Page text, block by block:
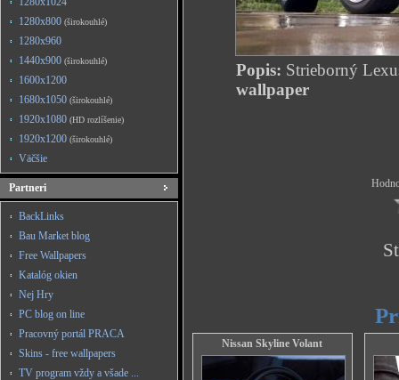
1280x800 (širokouhlé)
1280x960
1440x900 (širokouhlé)
1600x1200
1680x1050 (širokouhlé)
1920x1080 (HD rozlíšenie)
1920x1200 (širokouhlé)
Väčšie
Partneri
BackLinks
Bau Market blog
Free Wallpapers
Katalóg okien
Nej Hry
PC blog on line
Pracovný portál PRACA
Skins - free wallpapers
TV program vždy a všade ...
Popis: Strieborný
wallpaper
Nissan Skyline Volant